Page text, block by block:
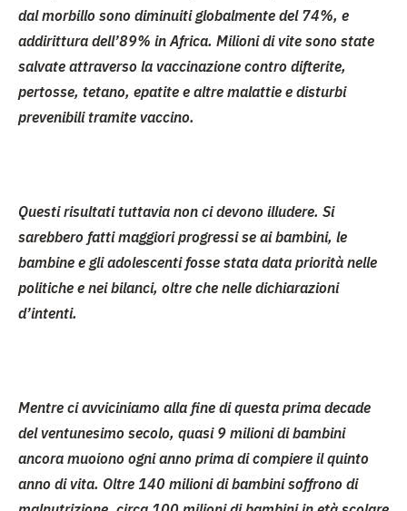
dal morbillo sono diminuiti globalmente del 74%, e
addirittura dell’89% in Africa. Milioni di vite sono state
salvate attraverso la vaccinazione contro difterite,
pertosse, tetano, epatite e altre malattie e disturbi
prevenibili tramite vaccino.
Questi risultati tuttavia non ci devono illudere. Si
sarebbero fatti maggiori progressi se ai bambini, le
bambine e gli adolescenti fosse stata data priorità nelle
politiche e nei bilanci, oltre che nelle dichiarazioni
d’intenti.
Mentre ci avviciniamo alla fine di questa prima decade
del ventunesimo secolo, quasi 9 milioni di bambini
ancora muoiono ogni anno prima di compiere il quinto
anno di vita. Oltre 140 milioni di bambini soffrono di